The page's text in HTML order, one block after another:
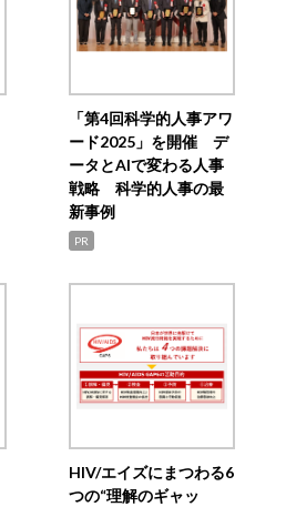
「第4回科学的人事アワ
ード2025」を開催 デ
ータとAIで変わる人事
戦略 科学的人事の最
新事例
PR
HIV/エイズにまつわる6
つの“理解のギャッ